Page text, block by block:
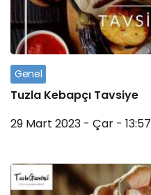
Genel
Tuzla Kebapçı Tavsiye
29 Mart 2023 - Çar - 13:57